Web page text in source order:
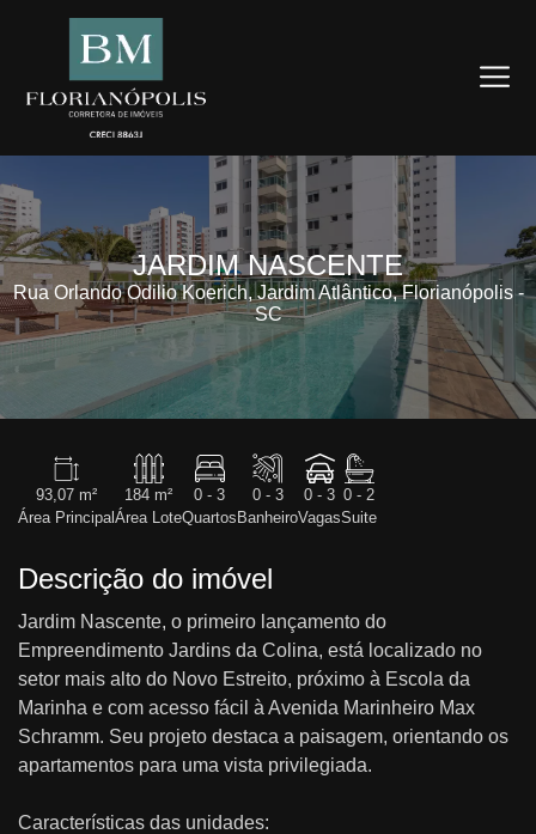
JARDIM NASCENTE
Rua Orlando Odilio Koerich, Jardim Atlântico, Florianópolis -
SC
93,07 m²
Área Principal
184 m²
Área Lote
0 - 3
Quartos
0 - 3
Banheiro
0 - 3
Vagas
0 - 2
Suite
Descrição do imóvel
Jardim Nascente, o primeiro lançamento do
Empreendimento Jardins da Colina, está localizado no
setor mais alto do Novo Estreito, próximo à Escola da
Marinha e com acesso fácil à Avenida Marinheiro Max
Schramm. Seu projeto destaca a paisagem, orientando os
apartamentos para uma vista privilegiada.
Características das unidades: